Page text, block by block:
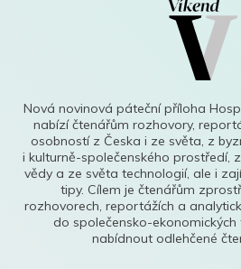
Nová novinová páteční příloha
nabízí čtenářům rozhovory,
osobností z Česka i ze světa, z
i kulturně-společenského prostředí,
vědy a ze světa technologií, ale i
tipy. Cílem je čtenářům
rozhovorech, reportážích a
do společensko-
nabídnout odlehčené